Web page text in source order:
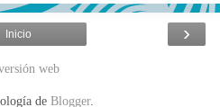
›
Inicio
web
de Blogger.